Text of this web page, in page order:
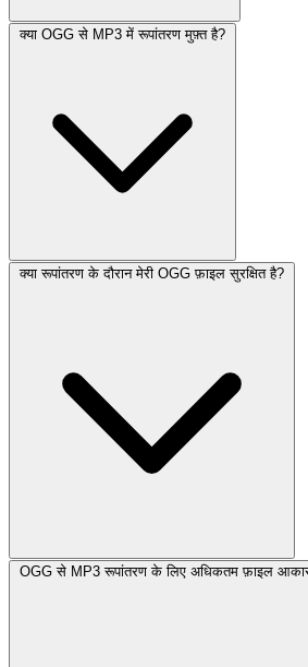
क्या OGG से MP3 में रूपांतरण मुफ़्त है?
क्या रूपांतरण के दौरान मेरी OGG फ़ाइल सुरक्षित है?
OGG से MP3 रूपांतरण के लिए अधिकतम फ़ाइल